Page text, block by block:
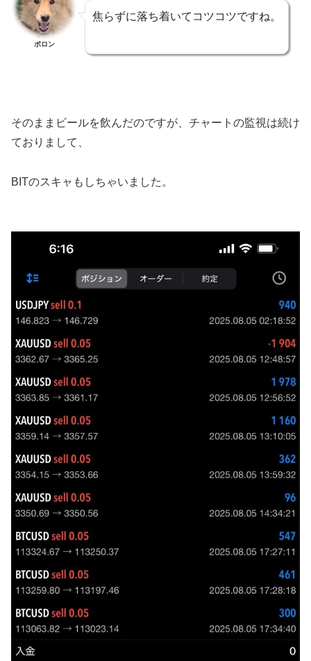
ポロン
焦らずに落ち着いてコツコツですね。
そのままビールを飲んだのですが、チャートの監視は続け
ておりまして、
BITのスキャもしちゃいました。